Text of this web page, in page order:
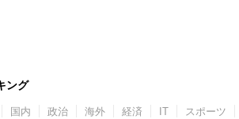
ング
国内 政治 海外 経済 IT スポーツ